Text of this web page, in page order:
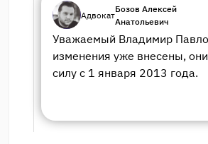
Адвокат
Бозов Алексей
Анатольевич
Уважаемый Владимир
изменения уже внесены,
силу с 1 января 2013 года.